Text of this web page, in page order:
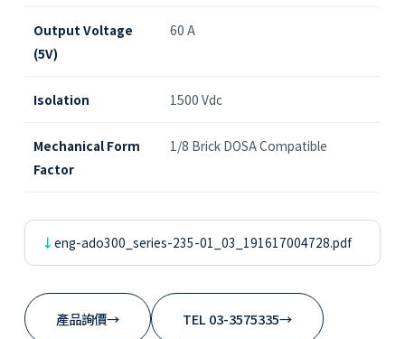
Output Voltage
(5V)
60 A
Isolation 1500 Vdc
Mechanical Form
Factor
1/8 Brick DOSA Compatible
eng-ado300_series-235-01_03_191617004728.pdf
產品詢價→ TEL 03-3575335→